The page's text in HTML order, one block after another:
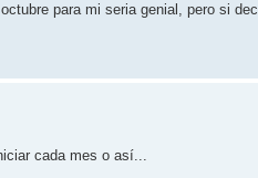
para mi seria genial, pero si
cada mes o así...